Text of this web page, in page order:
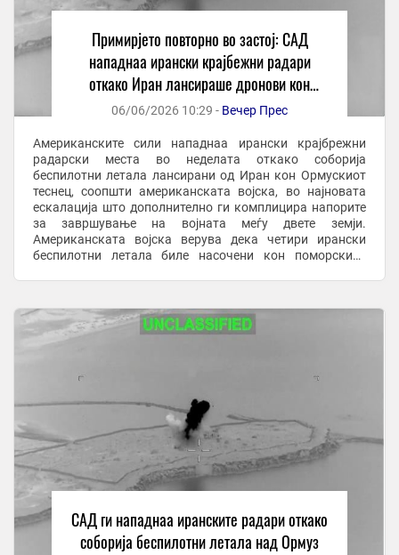
Примирјето повторно во застој: САД
нападнаа ирански крајбежни радари
откако Иран лансираше дронови кон
Ормускиот теснец
06/06/2026 10:29 - Вечер Прес
Американските сили нападнаа ирански крајбрежни
радарски места во неделата откако соборија
беспилотни летала лансирани од Иран кон Ормускиот
теснец, соопшти американската војска, во најновата
ескалација што дополнително ги комплицира напорите
за завршување на војната меѓу двете земји.
Американската војска верува дека четири ирански
беспилотни летала биле насочени кон поморскиот
САД ги нападнаа иранските радари откако
соборија беспилотни летала над Ормуз